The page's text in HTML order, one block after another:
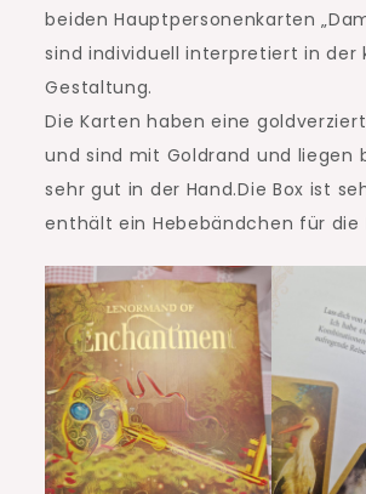
beiden Hauptpersonenkarten
sind individuell interpretiert in der
Gestaltung.
Die Karten haben eine
und sind mit Goldrand und liegen
sehr gut in der Hand.Die Box ist
enthält ein Hebebändchen für die